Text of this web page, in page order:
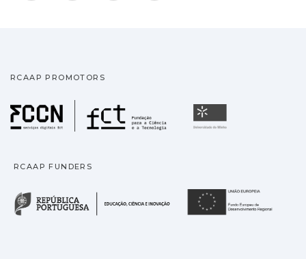
RCAAP PROMOTORS
Fundação para a
RCAAP FUNDERS
República Portuguesa